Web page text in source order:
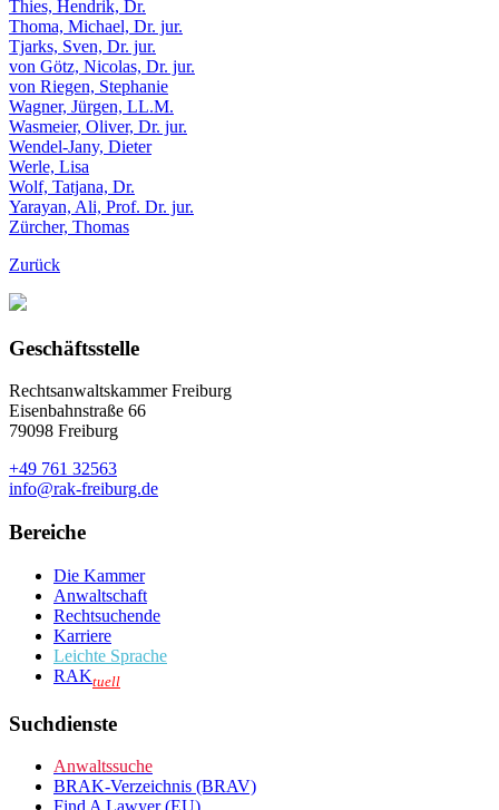
Thies, Hendrik, Dr.
Thoma, Michael, Dr. jur.
Tjarks, Sven, Dr. jur.
von Götz, Nicolas, Dr. jur.
von Riegen, Stephanie
Wagner, Jürgen, LL.M.
Wasmeier, Oliver, Dr. jur.
Wendel-Jany, Dieter
Werle, Lisa
Wolf, Tatjana, Dr.
Yarayan, Ali, Prof. Dr. jur.
Zürcher, Thomas
Zurück
Geschäftsstelle
Rechtsanwaltskammer Freiburg
Eisenbahnstraße 66
79098 Freiburg
+49 761 32563
info@rak-freiburg.de
Bereiche
Die Kammer
Anwaltschaft
Rechtsuchende
Karriere
Leichte Sprache
RAKtuell
Suchdienste
Anwaltssuche
BRAK-Verzeichnis (BRAV)